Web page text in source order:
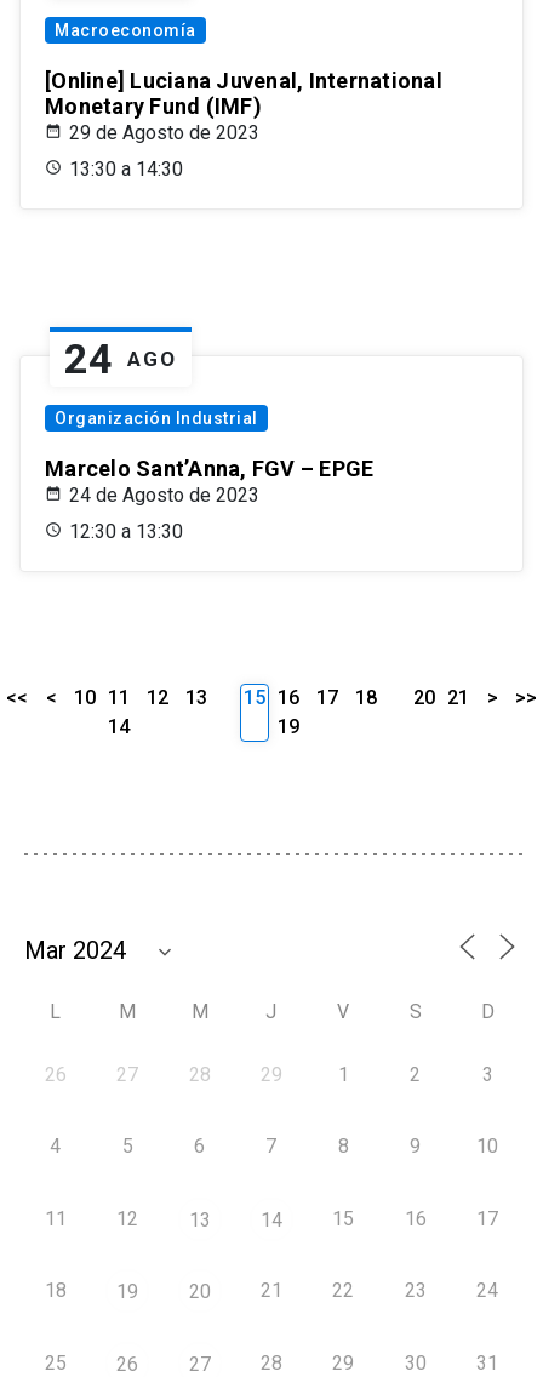
Macroeconomía
[Online] Luciana Juvenal, International
Monetary Fund (IMF)
29 de Agosto de 2023
13:30 a 14:30
24 AGO
Organización Industrial
Marcelo Sant’Anna, FGV – EPGE
24 de Agosto de 2023
12:30 a 13:30
<< < 10 11 12
13
14
15 16 17
18
19
20 21 > >>
L M M J V S D
26 27 28 29 1 2 3
4 5 6 7 8 9 10
11 12 13 14 15 16 17
18 19 20 21 22 23 24
25 26 27 28 29 30 31